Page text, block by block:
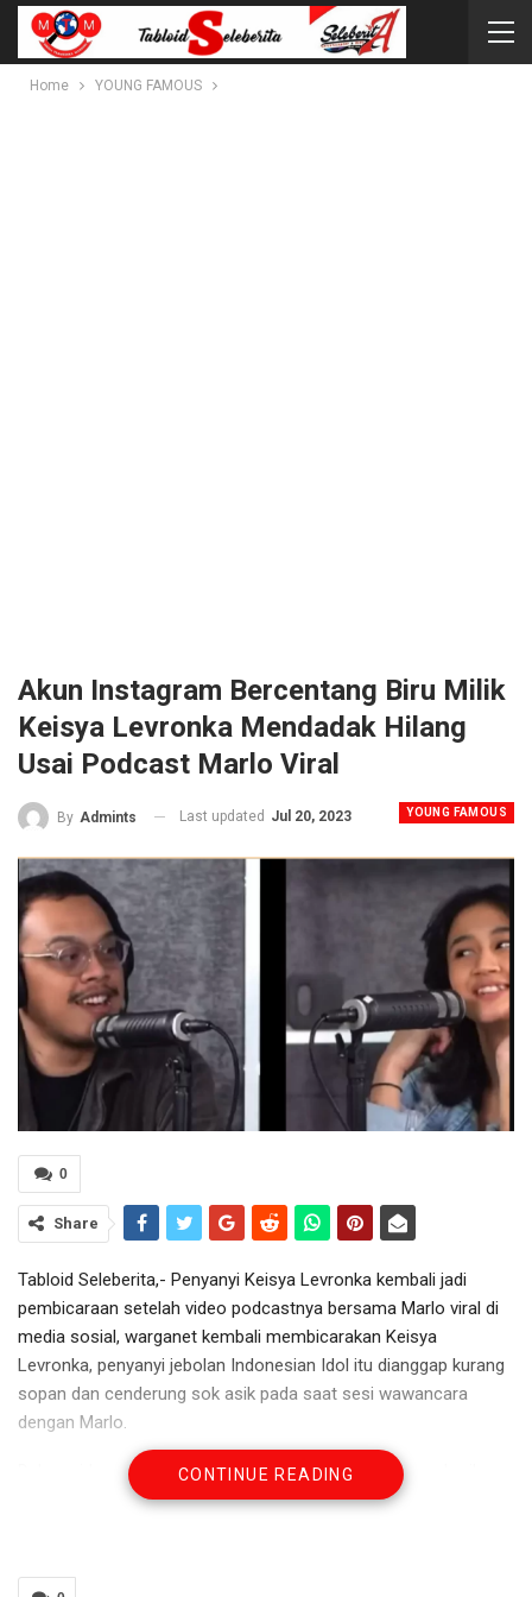
Home YOUNG FAMOUS
Akun Instagram Bercentang Biru Milik
Keisya Levronka Mendadak Hilang
Usai Podcast Marlo Viral
YOUNG FAMOUS
By Admints Last updated Jul 20, 2023
0
Share
Tabloid Seleberita,- Penyanyi Keisya Levronka kembali jadi
pembicaraan setelah video podcastnya bersama Marlo viral di
media sosial, warganet kembali membicarakan Keisya
Levronka, penyanyi jebolan Indonesian Idol itu dianggap kurang
sopan dan cenderung sok asik pada saat sesi wawancara
dengan Marlo.
Dalam video yang tersebar di TikTok, Keisya tidak memberikan
jawaban jelas saat mendapatkan pertanyaan dari Marlo.
CONTINUE READING